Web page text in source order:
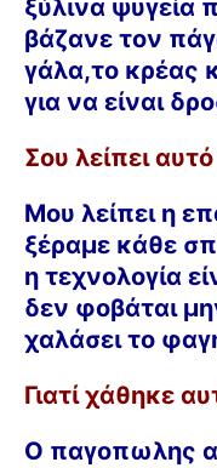
ξύλινα ψυγεία
βάζανε τον
γάλα,το κρέας
για να είναι
Σου λείπει
Μου λείπει η
ξέραμε κάθε
η τεχνολογία
δεν φοβάται
χαλάσει το
Γιατί χάθηκε
Ο παγοπωλης